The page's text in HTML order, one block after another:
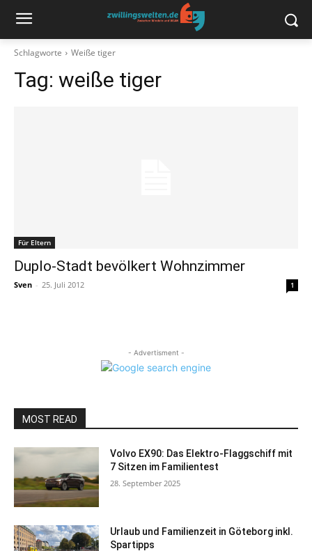
Schlagworte Weiße tiger
Tag: weiße tiger
Für Eltern
Duplo-Stadt bevölkert Wohnzimmer
Sven - 25. Juli 2012 1
- Advertisment -
MOST READ
Volvo EX90: Das Elektro-Flaggschiff mit
7 Sitzen im Familientest
28. September 2025
Urlaub und Familienzeit in Göteborg inkl.
Spartipps